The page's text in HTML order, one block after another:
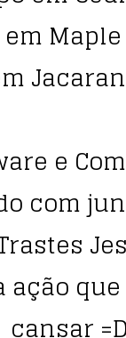
e
com
ação
cansar